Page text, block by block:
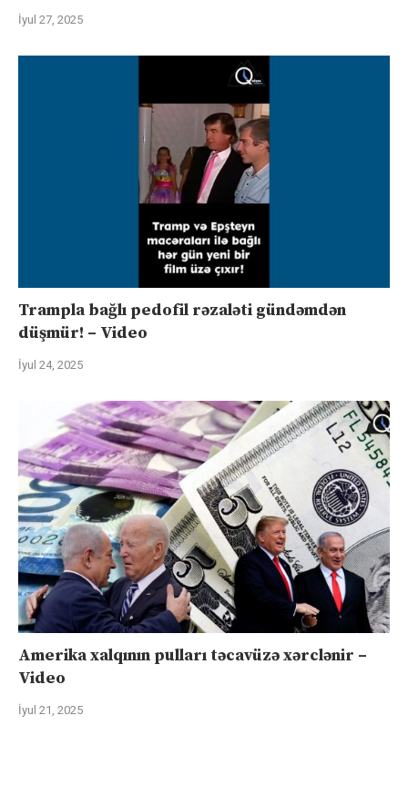
İyul 27, 2025
Trampla bağlı pedofil rəzaləti gündəmdən
düşmür! – Video
İyul 24, 2025
Amerika xalqının pulları təcavüzə xərclənir –
Video
İyul 21, 2025